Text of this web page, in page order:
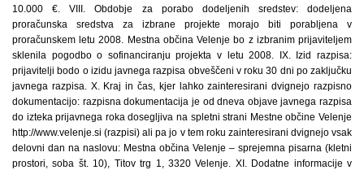
10.000 €. VIII. Obdobje za porabo dodeljenih sredstev: dodeljena
proračunska sredstva za izbrane projekte morajo biti porabljena v
proračunskem letu 2008. Mestna občina Velenje bo z izbranim prijaviteljem
sklenila pogodbo o sofinanciranju projekta v letu 2008. IX. Izid razpisa:
prijavitelji bodo o izidu javnega razpisa obveščeni v roku 30 dni po zaključku
javnega razpisa. X. Kraj in čas, kjer lahko zainteresirani dvignejo razpisno
dokumentacijo: razpisna dokumentacija je od dneva objave javnega razpisa
do izteka prijavnega roka dosegljiva na spletni strani Mestne občine Velenje
http://www.velenje.si (razpisi) ali pa jo v tem roku zainteresirani dvignejo vsak
delovni dan na naslovu: Mestna občina Velenje – sprejemna pisarna (kletni
prostori, soba št. 10), Titov trg 1, 3320 Velenje. XI. Dodatne informacije v